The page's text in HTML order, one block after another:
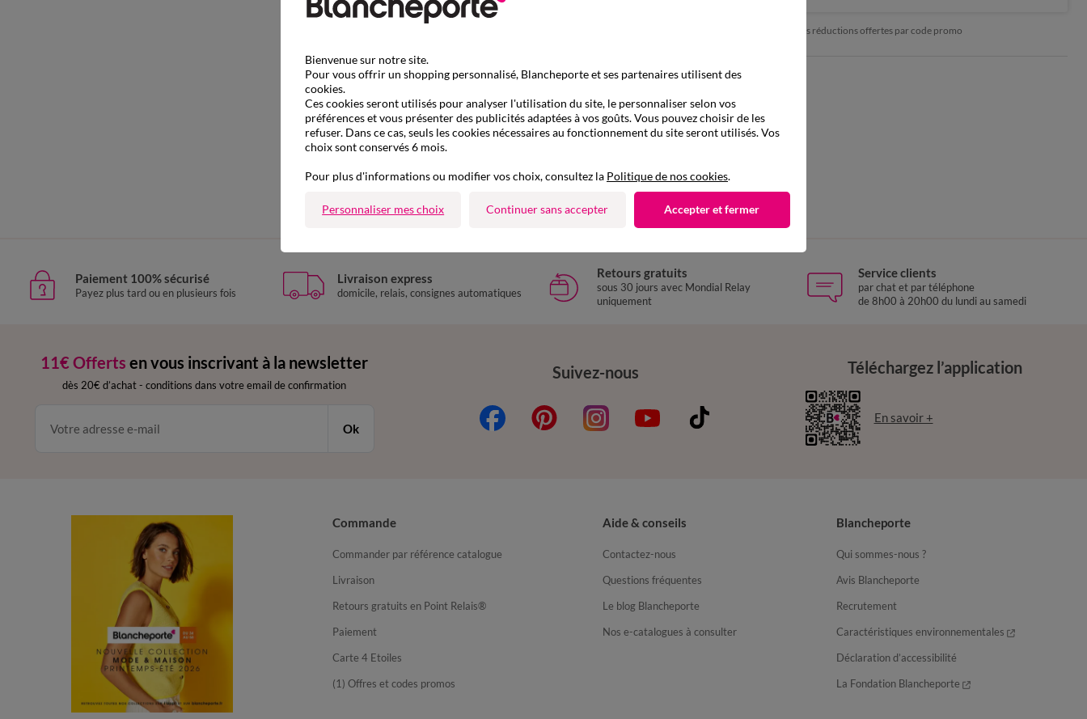
*exclu des réductions offertes par code promo
Pyjama
Paiement 100% sécurisé
Payez plus tard ou en plusieurs fois
Livraison express
domicile, relais, consignes automatiques
Retours gratuits
sous 30 jours avec Mondial Relay
uniquement
Service clients
par chat et par téléphone
de 8h00 à 20h00 du lundi au samedi
11€ Offerts en vous inscrivant à la newsletter
dès 20€ d’achat - conditions dans votre email de confirmation
Ok
Suivez-nous Téléchargez l’application
En savoir +
Commande
Commander par référence catalogue
Livraison
Retours gratuits en Point Relais®
Paiement
Carte 4 Etoiles
(1) Offres et codes promos
Aide & conseils
Contactez-nous
Questions fréquentes
Le blog Blancheporte
Nos e-catalogues à consulter
Blancheporte
Qui sommes-nous ?
Avis Blancheporte
Recrutement
Caractéristiques environnementales
Déclaration d’accessibilité
La Fondation Blancheporte
Bienvenue sur notre site.
Pour vous offrir un shopping personnalisé, Blancheporte et ses partenaires utilisent des
cookies.
Ces cookies seront utilisés pour analyser l'utilisation du site, le personnaliser selon vos
préférences et vous présenter des publicités adaptées à vos goûts. Vous pouvez choisir de les
refuser. Dans ce cas, seuls les cookies nécessaires au fonctionnement du site seront utilisés. Vos
choix sont conservés 6 mois.
Pour plus d'informations ou modifier vos choix, consultez la Politique de nos cookies.
Personnaliser mes choix Continuer sans accepter Accepter et fermer